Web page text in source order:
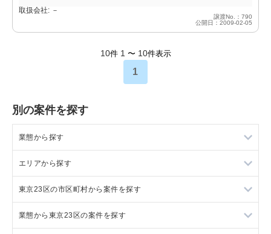
取扱会社: －
譲渡No.：790
公開日：2009-02-05
10件 1 〜 10件表示
1
別の案件を探す
業態から探す
ラーメンの居抜き売却物件の案件一覧
フランス料理の居抜き売却物件の案件一覧
イタリア料理の居抜き売却物件の案件一覧
エリアから探す
東京23区の飲食店の居抜き売却物件の案件一覧
東京都下の飲食店の居抜き売却物件の案件一覧
東京23区の市区町村から案件を探す
目黒区の飲食店の居抜き売却物件の案件一覧
業態から東京23区の案件を探す